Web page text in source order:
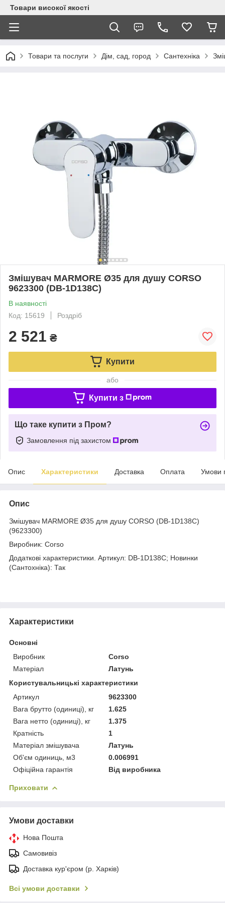
Товари високої якості
Товари та послуги Дім, сад, город Сантехніка
Змішувач MARMORE Ø35 для душу CORSO
9623300 (DB-1D138C)
В наявності
Код: 15619
Роздріб
2 521 ₴
Купити
або
Купити з
Що таке купити з Пром?
Замовлення під захистом
Опис Характеристики Доставка Оплата Умови
Опис
Змішувач MARMORE Ø35 для душу CORSO (DB-1D138C)
(9623300)
Виробник: Corso
Додаткові характеристики. Артикул: DB-1D138C; Новинки
(Сантохніка): Так
Характеристики
Основні
Виробник
Corso
Матеріал
Латунь
Користувальницькі характеристики
Артикул
9623300
Вага брутто (одиниці), кг
1.625
Вага нетто (одиниці), кг
1.375
Кратність
1
Матеріал змішувача
Латунь
Об'єм одиниць, м3
0.006991
Офіційна гарантія
Від виробника
Приховати
Умови доставки
Нова Пошта
Самовивіз
Доставка кур'єром (р. Харків)
Всі умови доставки